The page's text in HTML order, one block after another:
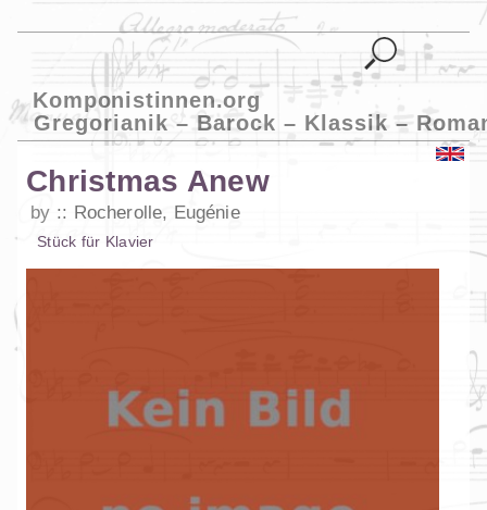
Komponistinnen.org
Gregorianik – Barock – Klassik –
Christmas Anew
by Rocherolle, Eugénie
Stück für Klavier